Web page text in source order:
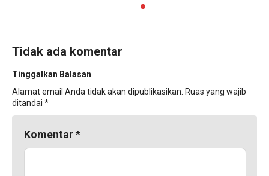
Tidak ada komentar
Tinggalkan Balasan
Alamat email Anda tidak akan dipublikasikan. Ruas yang wajib
ditandai *
Komentar*